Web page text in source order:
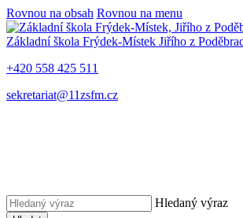
Rovnou na obsah Rovnou na menu
Základní škola Frýdek-Místek Jiřího z
+420 558 425 511
sekretariat@11zsfm.cz
Hledaný výraz